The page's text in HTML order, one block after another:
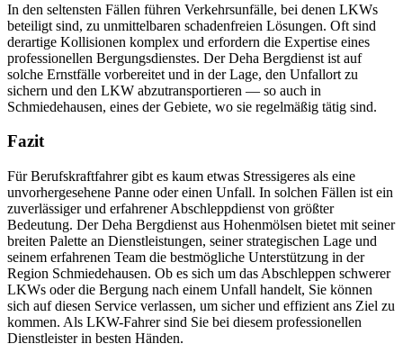
In den seltensten Fällen führen Verkehrsunfälle, bei denen LKWs
beteiligt sind, zu unmittelbaren schadenfreien Lösungen. Oft sind
derartige Kollisionen komplex und erfordern die Expertise eines
professionellen Bergungsdienstes. Der Deha Bergdienst ist auf
solche Ernstfälle vorbereitet und in der Lage, den Unfallort zu
sichern und den LKW abzutransportieren — so auch in
Schmiedehausen, eines der Gebiete, wo sie regelmäßig tätig sind.
Fazit
Für Berufskraftfahrer gibt es kaum etwas Stressigeres als eine
unvorhergesehene Panne oder einen Unfall. In solchen Fällen ist ein
zuverlässiger und erfahrener Abschleppdienst von größter
Bedeutung. Der Deha Bergdienst aus Hohenmölsen bietet mit seiner
breiten Palette an Dienstleistungen, seiner strategischen Lage und
seinem erfahrenen Team die bestmögliche Unterstützung in der
Region Schmiedehausen. Ob es sich um das Abschleppen schwerer
LKWs oder die Bergung nach einem Unfall handelt, Sie können
sich auf diesen Service verlassen, um sicher und effizient ans Ziel zu
kommen. Als LKW-Fahrer sind Sie bei diesem professionellen
Dienstleister in besten Händen.